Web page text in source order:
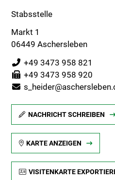
Stabsstelle
Markt 1
06449 Aschersleben
+49 3473 958 821
+49 3473 958 920
NACHRICHT SCHREIBEN
KARTE ANZEIGEN
VISITENKARTE